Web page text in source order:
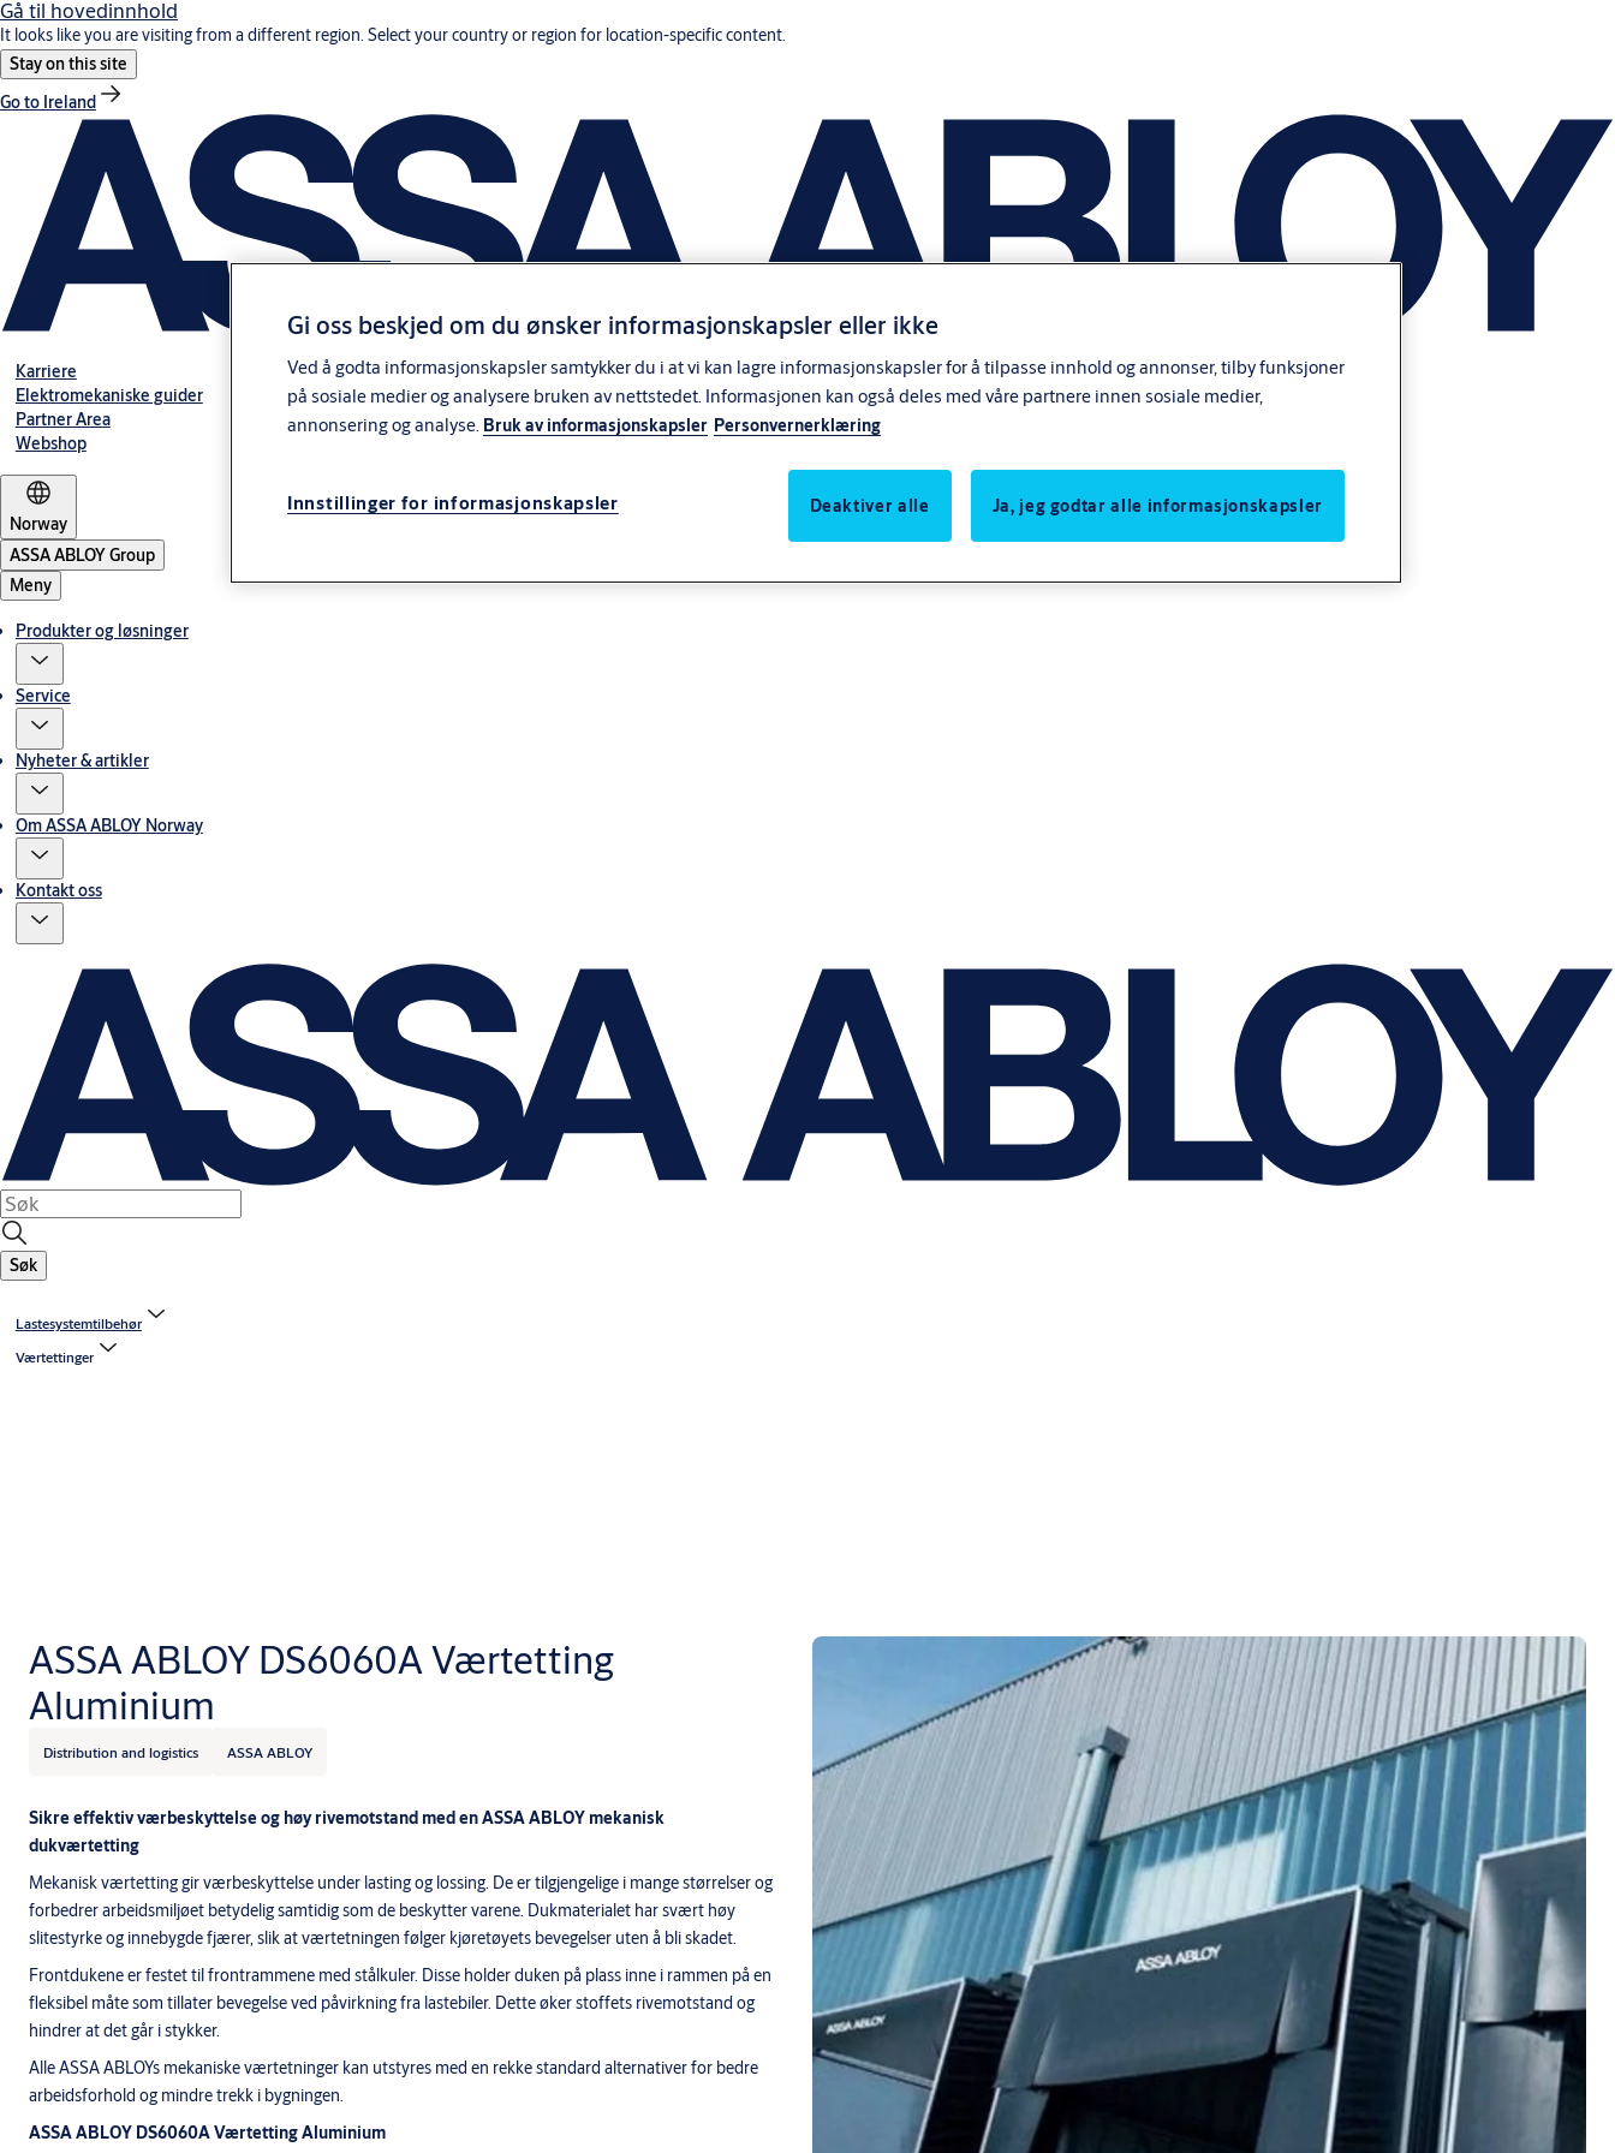
Gå til hovedinnhold
It looks like you are visiting from a different region. Select your country or region for location-specific content.
Stay on this site
Go to Ireland
Karriere
Elektromekaniske guider
Partner Area
Webshop
Norway
ASSA ABLOY Group
Meny
Produkter og løsninger
Service
Nyheter & artikler
Om ASSA ABLOY Norway
Kontakt oss
Søk
Lastesystemtilbehør
Værtettinger
ASSA ABLOY DS6060A Værtetting
Aluminium
Distribution and logistics ASSA ABLOY
Sikre effektiv værbeskyttelse og høy rivemotstand med en ASSA ABLOY mekanisk
dukværtetting
Mekanisk værtetting gir værbeskyttelse under lasting og lossing. De er tilgjengelige i mange størrelser og
forbedrer arbeidsmiljøet betydelig samtidig som de beskytter varene. Dukmaterialet har svært høy
slitestyrke og innebygde fjærer, slik at værtetningen følger kjøretøyets bevegelser uten å bli skadet.
Frontdukene er festet til frontrammene med stålkuler. Disse holder duken på plass inne i rammen på en
fleksibel måte som tillater bevegelse ved påvirkning fra lastebiler. Dette øker stoffets rivemotstand og
hindrer at det går i stykker.
Alle ASSA ABLOYs mekaniske værtetninger kan utstyres med en rekke standard alternativer for bedre
arbeidsforhold og mindre trekk i bygningen.
ASSA ABLOY DS6060A Værtetting Aluminium
Gi oss beskjed om du ønsker informasjonskapsler eller ikke
Ved å godta informasjonskapsler samtykker du i at vi kan lagre informasjonskapsler for å tilpasse innhold og annonser, tilby funksjoner
på sosiale medier og analysere bruken av nettstedet. Informasjonen kan også deles med våre partnere innen sosiale medier,
annonsering og analyse. Bruk av informasjonskapsler Personvernerklæring
Innstillinger for informasjonskapsler Deaktiver alle Ja, jeg godtar alle informasjonskapsler